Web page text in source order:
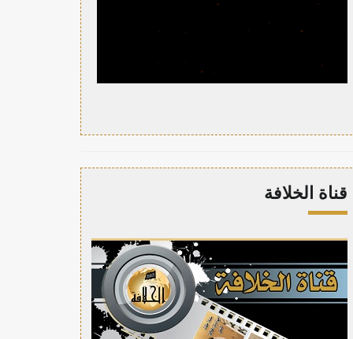
قناة الخلافة